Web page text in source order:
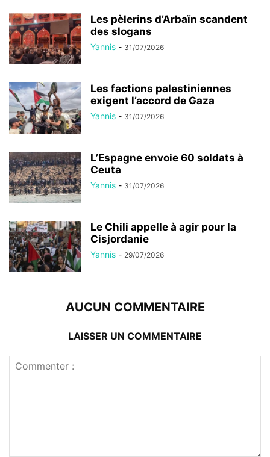
Les pèlerins d’Arbaïn scandent
des slogans
Yannis - 31/07/2026
Les factions palestiniennes
exigent l’accord de Gaza
Yannis - 31/07/2026
L’Espagne envoie 60 soldats à
Ceuta
Yannis - 31/07/2026
Le Chili appelle à agir pour la
Cisjordanie
Yannis - 29/07/2026
AUCUN COMMENTAIRE
LAISSER UN COMMENTAIRE